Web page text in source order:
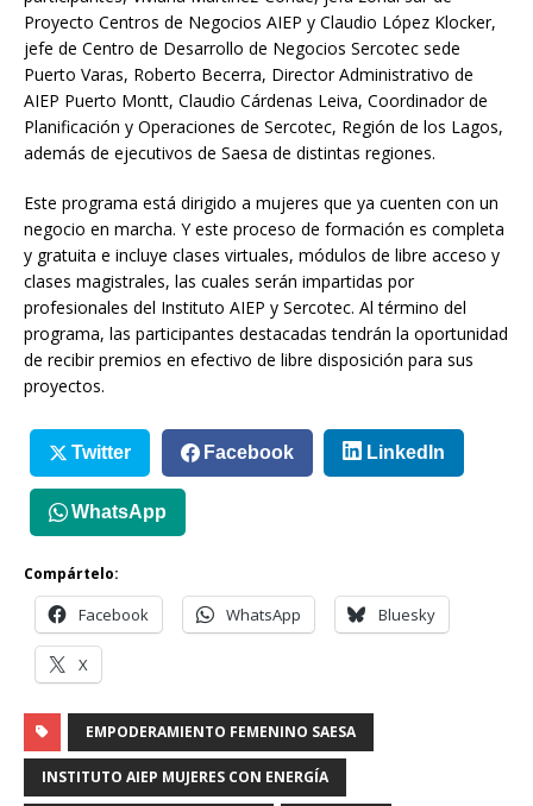
Proyecto Centros de Negocios AIEP y Claudio López Klocker,
jefe de Centro de Desarrollo de Negocios Sercotec sede
Puerto Varas, Roberto Becerra, Director Administrativo de
AIEP Puerto Montt, Claudio Cárdenas Leiva, Coordinador de
Planificación y Operaciones de Sercotec, Región de los Lagos,
además de ejecutivos de Saesa de distintas regiones.
Este programa está dirigido a mujeres que ya cuenten con un
negocio en marcha. Y este proceso de formación es completa
y gratuita e incluye clases virtuales, módulos de libre acceso y
clases magistrales, las cuales serán impartidas por
profesionales del Instituto AIEP y Sercotec. Al término del
programa, las participantes destacadas tendrán la oportunidad
de recibir premios en efectivo de libre disposición para sus
proyectos.
Twitter Facebook LinkedIn
WhatsApp
Compártelo:
Facebook WhatsApp Bluesky
X
EMPODERAMIENTO FEMENINO SAESA
INSTITUTO AIEP MUJERES CON ENERGÍA